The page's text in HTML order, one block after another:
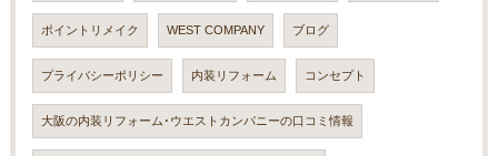
ポイントリメイク WEST COMPANY ブログ
プライバシーポリシー 内装リフォーム コンセプト
大阪の内装リフォーム･ウエストカンパニーの口コミ情報